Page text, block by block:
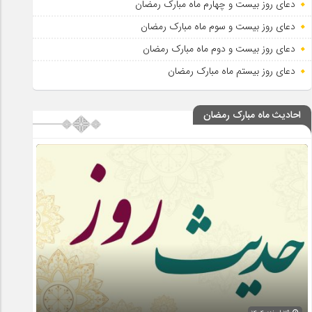
دعای روز بیست و چهارم ماه مبارک رمضان
دعای روز بیست و سوم ماه مبارک رمضان
دعای روز بیست و دوم ماه مبارک رمضان
دعای روز بیستم ماه مبارک رمضان
احادیث ماه مبارک رمضان